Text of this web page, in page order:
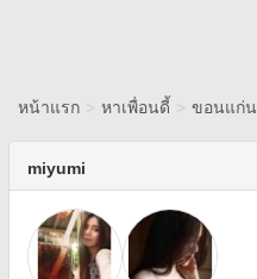
หน้าแรก > หาเพื่อนดี้ > ขอนแก่น
miyumi